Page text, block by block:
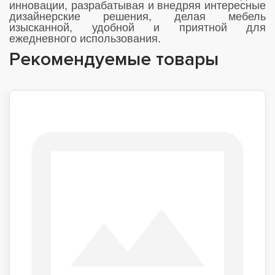
инновации, разрабатывая и внедряя интересные
дизайнерские решения, делая мебель
изысканной, удобной и приятной для
ежедневного использования.
Рекомендуемые товары